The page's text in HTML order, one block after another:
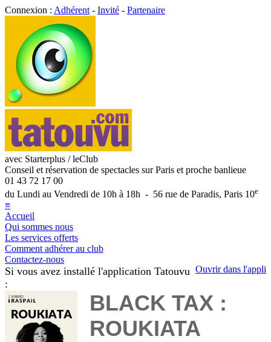
Connexion : Adhérent - Invité - Partenaire
avec Starterplus / leClub
Conseil et réservation de spectacles sur Paris et proche banlieue
01 43 72 17 00
du Lundi au Vendredi de 10h à 18h - 56 rue de Paradis, Paris 10e
≡
Accueil
Qui sommes nous
Les services offerts
Comment adhérer au club
Contactez-nous
Ouvrir dans l'appli
Si vous avez installé l'application Tatouvu
:
BLACK TAX :
ROUKIATA